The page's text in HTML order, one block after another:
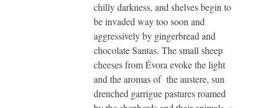
chilly darkness, and shelves begin to
be invaded way too soon and
aggressively by gingerbread and
chocolate Santas. The small sheep
cheeses from Évora evoke the light
and the aromas of the austere, sun
drenched garrigue pastures roamed